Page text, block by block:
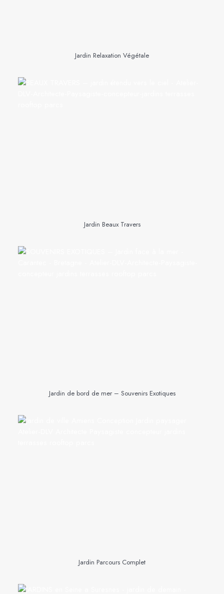
Jardin Relaxation Végétale
Jardin Beaux Travers
Jardin de bord de mer – Souvenirs Exotiques
Jardin Parcours Complet